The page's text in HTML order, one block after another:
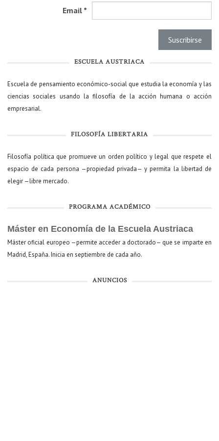
Email *
ESCUELA AUSTRIACA
Escuela de pensamiento económico-social que estudia la economía y las
ciencias sociales usando la filosofía de la acción humana o acción
empresarial.
FILOSOFÍA LIBERTARIA
Filosofía política que promueve un orden político y legal que respete el
espacio de cada persona —propiedad privada— y permita la libertad de
elegir —libre mercado.
PROGRAMA ACADÉMICO
Máster en Economía de la Escuela Austriaca
Máster oficial europeo —permite acceder a doctorado— que se imparte en
Madrid, España. Inicia en septiembre de cada año.
ANUNCIOS